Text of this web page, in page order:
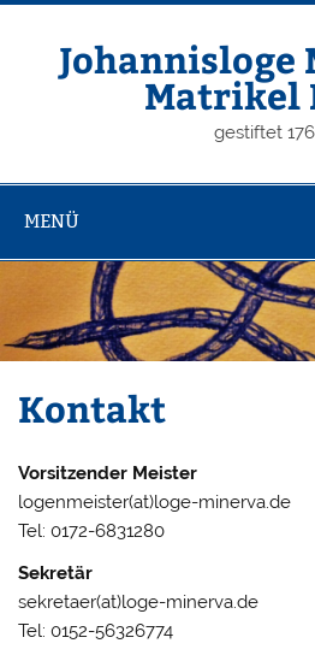
Zum
springenJohannisloge
Matrikel
gestiftet
MENÜ
Kontakt
Vorsitzender Meister
logenmeister(at)loge-minerva.de
Tel: 0172-6831280
Sekretär
sekretaer(at)loge-minerva.de
Tel: 0152-56326774